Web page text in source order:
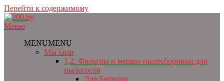
Перейти к содержимому
Меню
MENUMENU
Магазин
1,2. Фильтры и мешки-пылесборники для
пылесосов
Для Samsung